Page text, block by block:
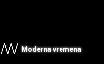
Moderna vremena